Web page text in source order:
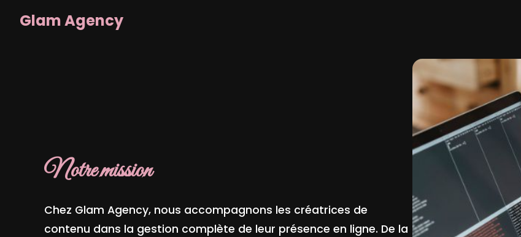
Glam Agency
Notre mission
Chez Glam Agency, nous accompagnons les créatrices de
contenu dans la gestion complète de leur présence en ligne. De la